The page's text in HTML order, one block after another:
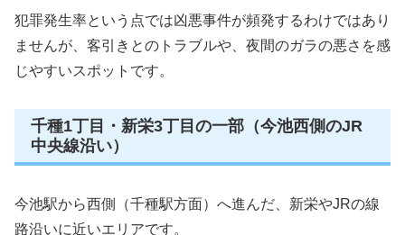
犯罪発生率という点では凶悪事件が頻発するわけではあり
ませんが、客引きとのトラブルや、夜間のガラの悪さを感
じやすいスポットです。
千種1丁目・新栄3丁目の一部（今池西側のJR
中央線沿い）
今池駅から西側（千種駅方面）へ進んだ、新栄やJRの線
路沿いに近いエリアです。